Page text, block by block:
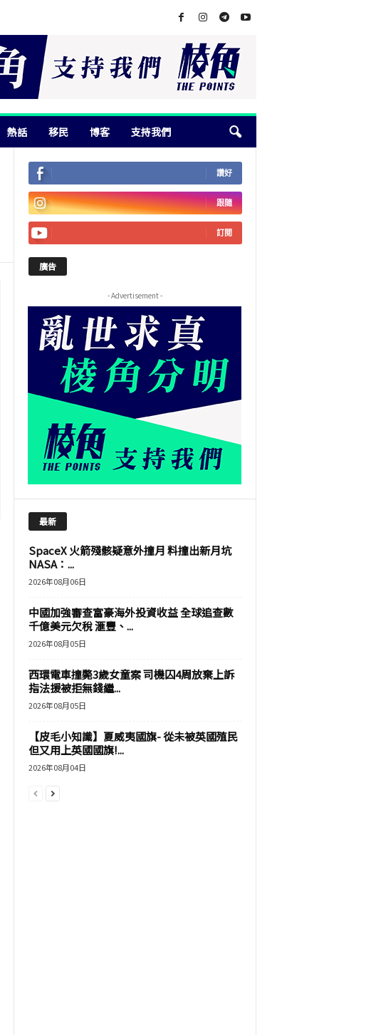
熱話 移民 博客 支持我們
讚好
跟隨
訂閱
廣告
- Advertisement -
最新
SpaceX 火箭殘骸疑意外撞月 料撞出新月坑
NASA：...
2026年08月06日
中國加強審查富豪海外投資收益 全球追查數
千億美元欠稅 滙豐、...
2026年08月05日
西環電車撞斃3歲女童案 司機囚4周放棄上訴
指法援被拒無錢繼...
2026年08月05日
【皮毛小知識】夏威夷國旗- 從未被英國殖民
但又用上英國國旗!...
2026年08月04日